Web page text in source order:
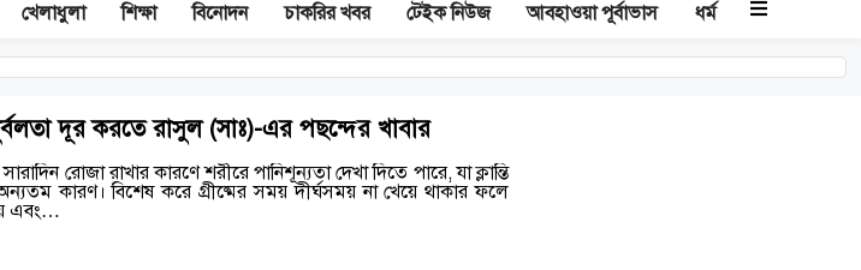
খেলাধুলা শিক্ষা বিনোদন চাকরির খবর টেইক নিউজ আবহাওয়া পূর্বাভাস ধর্ম
দূর করতে রাসুল (সাঃ)-এর পছন্দের খাবার
রোজা রাখার কারণে শরীরে পানিশূন্যতা দেখা দিতে পারে, যা ক্লান্তি
কারণ। বিশেষ করে গ্রীষ্মের সময় দীর্ঘসময় না খেয়ে থাকার ফলে
এবং…